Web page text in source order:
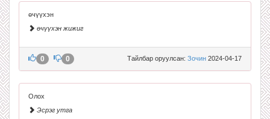
өчүүхэн
өчүүхэн жижиг
Тайлбар оруулсан: Зочин 2024-04-17
0 0
Олох
Эсрэг утга